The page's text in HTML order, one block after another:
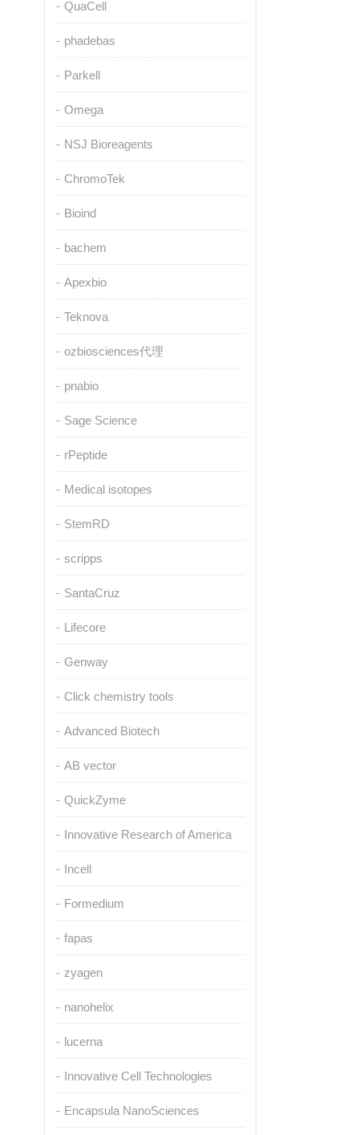
QuaCell
phadebas
Parkell
Omega
NSJ Bioreagents
ChromoTek
Bioind
bachem
Apexbio
Teknova
ozbiosciences代理
pnabio
Sage Science
rPeptide
Medical isotopes
StemRD
scripps
SantaCruz
Lifecore
Genway
Click chemistry tools
Advanced Biotech
AB vector
QuickZyme
Innovative Research of America
Incell
Formedium
fapas
zyagen
nanohelix
lucerna
Innovative Cell Technologies
Encapsula NanoSciences